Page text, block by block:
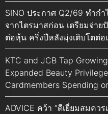
SINO ประกาศ Q2/69 ทำก
จากไตรมาสก่อน เตรียมจ่า
ต่อหุ้น ครึ่งปีหลังมุ่งเติบโตต่อ
KTC and JCB Tap
Expanded Beauty
Cardmembers Spending
ADVICE คว้า “ดีเยี่ยมสมคว